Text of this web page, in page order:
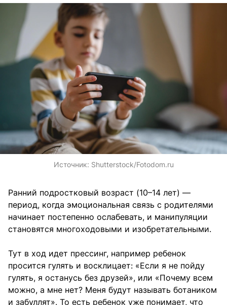
Источник: Shutterstock/Fotodom.ru
Ранний подростковый возраст (10–14 лет) —
период, когда эмоциональная связь с родителями
начинает постепенно ослабевать, и манипуляции
становятся многоходовыми и изобретательными.
Тут в ход идет прессинг, например ребенок
просится гулять и восклицает: «Если я не пойду
гулять, я останусь без друзей», или «Почему всем
можно, а мне нет? Меня будут называть ботаником
и забуллят». То есть ребенок уже понимает, что